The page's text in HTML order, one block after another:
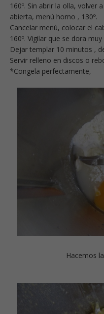
160º. Sin abrir la olla, volver
abierta, menú horno , 130º.
Cancelar menú, colocar el
160º. Vigilar que se dora
Dejar templar 10 minutos ,
Servir relleno en discos o
*Congela perfectamente,
Hacemos